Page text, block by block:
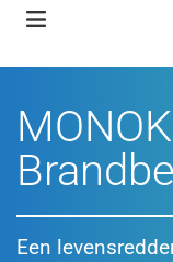
Skip
main
Een